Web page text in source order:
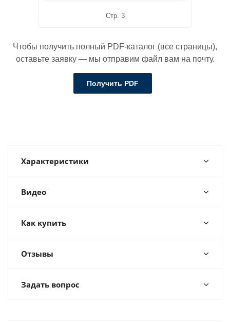
Стр. 3
Чтобы получить полный PDF-каталог (все страницы),
оставьте заявку — мы отправим файл вам на почту.
Получить PDF
Характеристики
Видео
Как купить
Отзывы
Задать вопрос